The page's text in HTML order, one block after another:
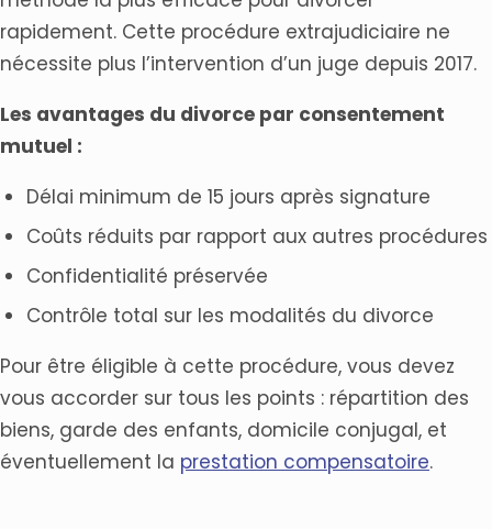
rapidement. Cette procédure extrajudiciaire ne
nécessite plus l’intervention d’un juge depuis 2017.
Les avantages du divorce par consentement
mutuel :
Délai minimum de 15 jours après signature
Coûts réduits par rapport aux autres procédures
Confidentialité préservée
Contrôle total sur les modalités du divorce
Pour être éligible à cette procédure, vous devez
vous accorder sur tous les points : répartition des
biens, garde des enfants, domicile conjugal, et
éventuellement la prestation compensatoire.